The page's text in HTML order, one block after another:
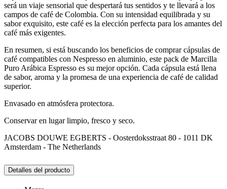
será un viaje sensorial que despertará tus sentidos y te llevará a los
campos de café de Colombia. Con su intensidad equilibrada y su
sabor exquisito, este café es la elección perfecta para los amantes del
café más exigentes.
En resumen, si está buscando los beneficios de comprar cápsulas de
café compatibles con Nespresso en aluminio, este pack de Marcilla
Puro Arábica Espresso es su mejor opción. Cada cápsula está llena
de sabor, aroma y la promesa de una experiencia de café de calidad
superior.
Envasado en atmósfera protectora.
Conservar en lugar limpio, fresco y seco.
JACOBS DOUWE EGBERTS - Oosterdoksstraat 80 - 1011 DK
Amsterdam - The Netherlands
Detalles del producto